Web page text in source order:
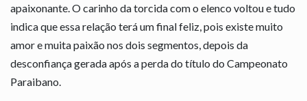
apaixonante. O carinho da torcida com o elenco voltou e tudo
indica que essa relação terá um final feliz, pois existe muito
amor e muita paixão nos dois segmentos, depois da
desconfiança gerada após a perda do título do Campeonato
Paraibano.